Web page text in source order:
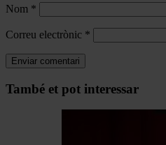
Nom *
Correu electrònic *
Navegar
També et pot interessar